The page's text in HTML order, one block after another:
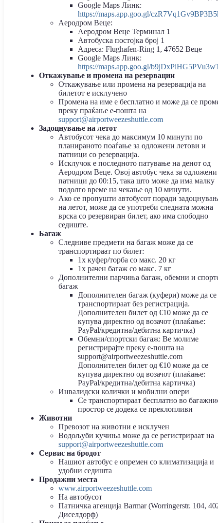
Google Maps Линк:
https://maps.app.goo.gl/
Аеродром Веце:
Аеродром Веце Терминал 1
Автобуска постојка број 1
Адреса: Flughafen-Ring 1, 47652 Веце
Google Maps Линк:
https://maps.app.goo.gl/
Откажување и промена на резервации
Откажување или промена на резервација на
билетот е исклучено
Промена на име е бесплатно и може да се
преку праќање е-пошта на
support@airportweezeshuttle.com
Задоцнување на летот
Автобусот чека до максимум 10 минути по
планираното поаѓање за одложени летови и
патници со резервација.
Исклучок е последното патување на денот од
Аеродром Веце. Овој автобус чека за одложени
патници до 00:15, така што може да има малку
подолго време на чекање од 10 минути.
Ако се пропушти автобусот поради
на летот, може да се употреби следната можна
врска со резервиран билет, ако има слободно
седиште.
Багаж
Следниве предмети на багаж може да се
транспортираат по билет:
1x куфер/торба со макс. 20 кг
1x рачен багаж со макс. 7 кг
Дополнителни парчиња багаж, обемни и
багаж
Дополнителен багаж (куфери) може да се
транспортираат без регистрација.
Дополнителен билет од €10 може да се
купува директно од возачот (плаќање:
PayPal/кредитна/дебитна картичка)
Обемни/спортски багаж: Ве молиме
регистрирајте преку е-пошта на
support@airportweezeshuttle.com
Дополнителен билет од €10 може да се
купува директно од возачот (плаќање:
PayPal/кредитна/дебитна картичка)
Инвалидски колички и мобилни опери
Се транспортираат бесплатно во
простор се додека се преклопливи
Животни
Превозот на животни е исклучен
Водољуби кучиња може да се регистрираат на
support@airportweezeshuttle.com
Сервис на бродот
Нашиот автобус е опремен со климатизација и
удобни седишта
Продажни места
www.airportweezeshuttle.com
На автобусот
Патничка агенција Barmar (Worringerstr. 104,
Диселдорф)